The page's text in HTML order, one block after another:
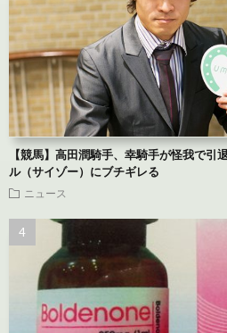
【競馬】高田潤騎手、幸騎手が怪我で引
ル（サイゾー）にブチギレる
ニュース